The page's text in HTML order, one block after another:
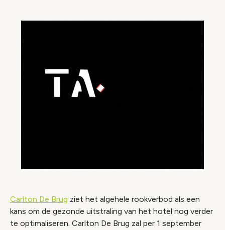
Carlton De Brug ziet het algehele rookverbod als een
kans om de gezonde uitstraling van het hotel nog verder
te optimaliseren. Carlton De Brug zal per 1 september